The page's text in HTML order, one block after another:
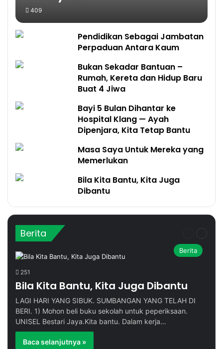
409
Pendidikan Sebagai Jambatan
Perpaduan Antara Kaum
Bukan Sekadar Bantuan –
Rumah, Kereta dan Hidup Baru
Buat 4 Jiwa
Bayi 5 Bulan Dihantar ke
Hospital Klang — Ayah
Dipenjara, Kita Tetap Bantu
Masa Saya Untuk Mereka yang
Memerlukan
Bila Kita Bantu, Kita Juga
Dibantu
Berita
sebelum
Berita
251
Bila Kita Bantu, Kita Juga Dibantu
LAGI HARI YANG SIBUK. SUMBANGAN YANG TELAH DI
BERI. 1) Mohon beli buku sekolah untuk peperiksaan.
UNISEL Bestari Jaya.Kita bantu. Dalam kerja…
Baca selanjutnya »